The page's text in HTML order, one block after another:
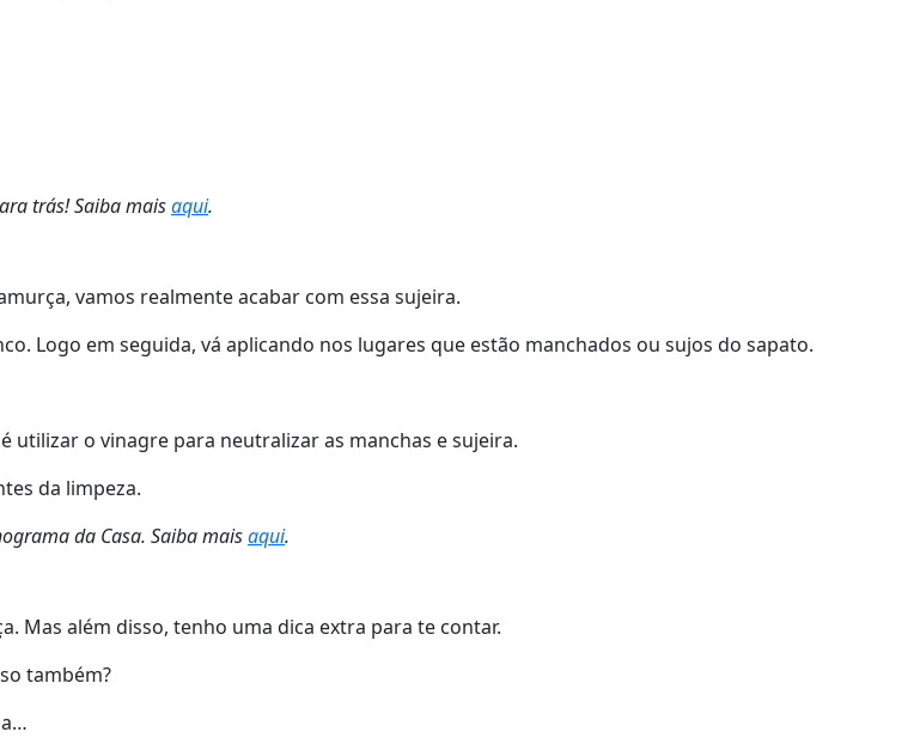
trás! Saiba maisaqui.
vamos realmente acabar com essa sujeira.
Logo em seguida, vá aplicando nos lugares que estão manchados ou sujos do sapato.
utilizar o vinagre para neutralizar as manchas e sujeira.
da limpeza.
da Casa. Saiba maisaqui.
Mas além disso, tenho uma dica extra para te contar.
também?